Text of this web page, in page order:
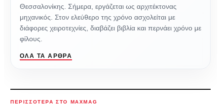
Θεσσαλονίκης. Σήμερα, εργάζεται ως αρχιτέκτονας
μηχανικός. Στον ελεύθερο της χρόνο ασχολείται με
διάφορες χειροτεχνίες, διαβάζει βιβλία και περνάει χρόνο με
φίλους.
ΌΛΑ ΤΑ ΆΡΘΡΑ
ΠΕΡΙΣΣΌΤΕΡΑ ΣΤΟ MAXMAG